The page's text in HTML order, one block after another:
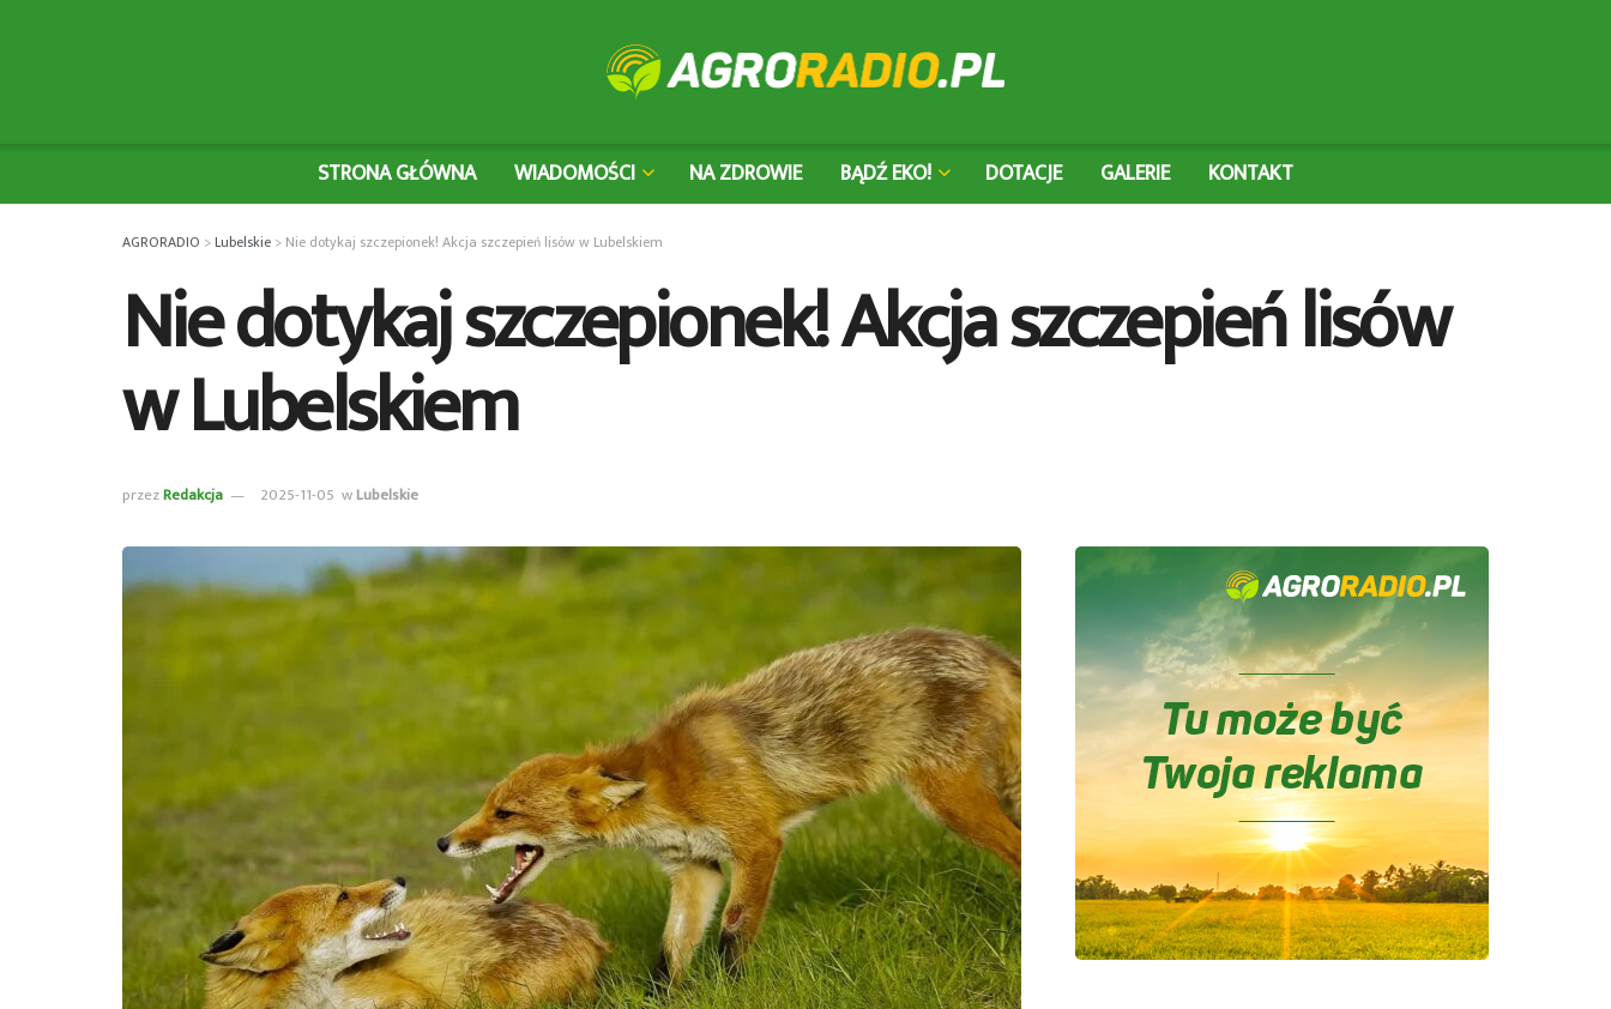
STRONA GŁÓWNA WIADOMOŚCI NA ZDROWIE BĄDŹ EKO! DOTACJE GALERIE KONTAKT
AGRORADIO >Lubelskie > Nie dotykaj szczepionek! Akcja szczepień lisów w Lubelskiem
Nie dotykaj szczepionek! Akcja szczepień lisów
w Lubelskiem
przezRedakcja 2025-11-05 wLubelskie